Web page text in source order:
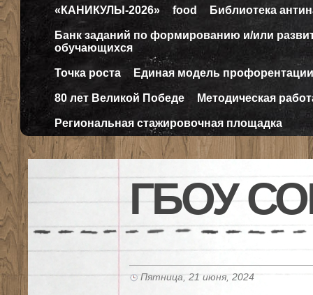
«КАНИКУЛЫ-2026» food Библиотека
Банк заданий по формированию и/или
обучающихся
Точка роста Единая модель профорентации
80 лет Великой Победе Методическая
Региональная стажировочная площадка
ГБОУ
Пятница, 21 июня, 2024